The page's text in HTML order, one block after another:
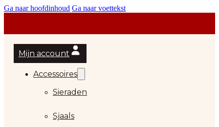
Ga naar hoofdinhoud Ga naar voettekst
Mijn account
Accessoires
Sieraden
Sjaals